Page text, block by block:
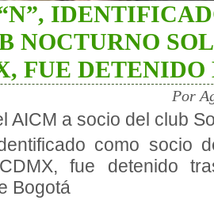
NOCTURNO
FUE
Por
AICM a socio del club
como socio
fue detenido
Bogotá